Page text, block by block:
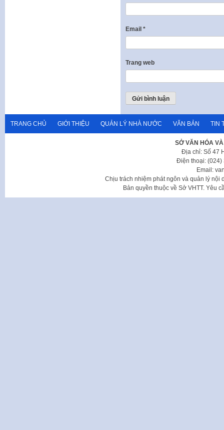
Email *
Trang web
TRANG CHỦ GIỚI THIỆU QUẢN LÝ NHÀ NƯỚC VĂN BẢN TIN
SỞ VĂN HÓA
Địa chỉ: Số 47
Điện thoại: (024)
Email:
Chịu trách nhiệm phát ngôn và quản lý nội
Bản quyền thuộc về Sở VHTT. Yêu